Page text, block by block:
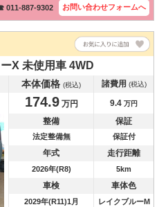
011-887-9302 お問い合わせフォームへ
X 未使用車 4WD
本体価格 (税込) 諸費用 (税込)
174.9万円 9.4 万円
整備 保証
法定整備無 保証付
年式 走行距離
2026年(R8) 5km
車検 車体色
2029年(R11)1月 レイクブルーM